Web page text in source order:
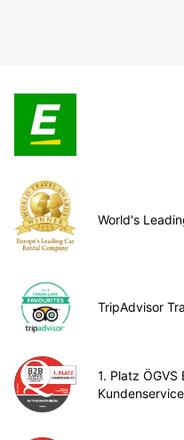
World's
TripAdvisor
1. Platz
Kundenservice